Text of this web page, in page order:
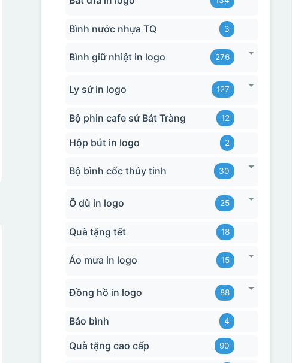
Bình nước nhựa TQ 3
Bình giữ nhiệt in logo 276
Ly sứ in logo 127
Bộ phin cafe sứ Bát Tràng 12
Hộp bút in logo 2
Bộ bình cốc thủy tinh 30
Ô dù in logo 25
Quà tặng tết 18
Áo mưa in logo 15
Đồng hồ in logo 88
Bảo bình 4
Quà tặng cao cấp 90